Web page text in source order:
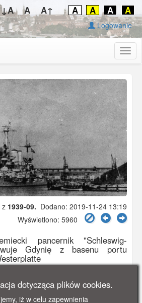
↓A A A↑ A A A A
Logowanie
z 1939-09. Dodano: 2019-11-24 13:19
Wyświetlono: 5960
pancernik "Schleswig-
Gdynię z basenu portu
Holstein" ostrzeliwuje Gdynię
w gdańskiego przy Westerplatte -
zza kanału portowego. Pośrodku
widziany od dziobu od prawej
dotycząca plików cookies.
iż w celu zapewnienia